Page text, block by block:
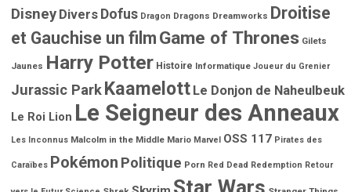
Disney Divers Dofus Dragon Dragons Dreamworks Droitise
et Gauchise un film Game of Thrones Gilets
Jaunes Harry Potter Histoire Informatique Joueur du Grenier
Jurassic ParkKaamelott Le Donjon de Naheulbeuk
Le Roi Lion Le Seigneur des Anneaux
Les Inconnus Malcolm in the Middle Mario Marvel OSS 117 Pirates des
Caraïbes Pokémon Politique Porn Red Dead Redemption Retour
Star Wars